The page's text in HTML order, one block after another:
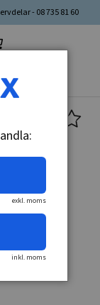
- 08 735 81 60
exkl. moms
inkl. moms